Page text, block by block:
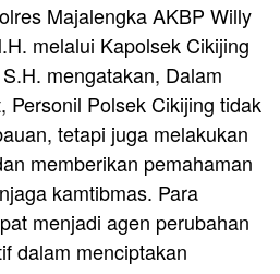
Majalengka AKBP Willy
melalui Kapolsek Cikijing
mengatakan, Dalam
Personil Polsek Cikijing tidak
tetapi juga melakukan
memberikan pemahaman
kamtibmas. Para
menjadi agen perubahan
dalam menciptakan